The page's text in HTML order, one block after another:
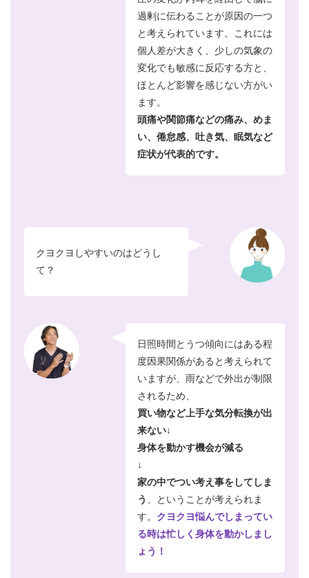
過剰に伝わることが原因の一つ
と考えられています。これには
個人差が大きく、少しの気象の
変化でも敏感に反応する方と、
ほとんど影響を感じない方がい
ます。
頭痛や関節痛などの痛み、めま
い、倦怠感、吐き気、眠気など
症状が代表的です。
クヨクヨしやすいのはどうし
て？
日照時間とうつ傾向にはある程
度因果関係があると考えられて
いますが、雨などで外出が制限
されるため、
買い物など上手な気分転換が出
来ない↓
身体を動かす機会が減る
↓
家の中でつい考え事をしてしま
う 、ということが考えられま
す。 クヨクヨ悩んでしまってい
る時は忙しく身体を動かしまし
ょう！